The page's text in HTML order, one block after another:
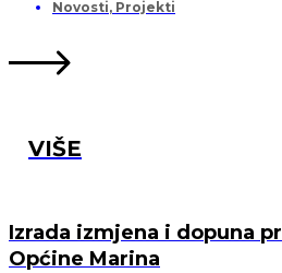
Novosti, Projekti
VIŠE
Izrada izmjena i dopuna
Općine Marina